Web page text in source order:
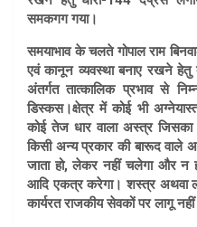
समकगग गया।
समयाभाव के चलते गोपाल राम
एवं कानून व्यवस्था बनाए रखने हेतु
अंतर्गत तात्कालिक प्रभाव से
डिस्कस।क्षेत्र में कोई भी
कोई तेज धार वाला अस्त्र
किसी अन्य प्रकार की बारूद वाले
जाता हो, लेकर नहीं चलेगा और न
आदि एकत्र करेगा। शस्त्र अथवा
कार्यरत राजकीय सेवकों पर लागू नहीं